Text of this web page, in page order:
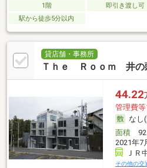
1階 即引き渡し可
駅から徒歩5分以内
貸店舗・事務所
Ｔｈｅ Ｒｏｏｍ 井の
44.22
管理費等
なし
面積
2021年7
ＪＲ
その他の交